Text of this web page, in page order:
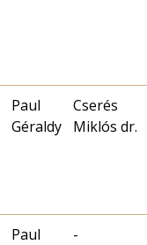
Paul
Géraldy
Cserés
Miklós dr.
Paul -